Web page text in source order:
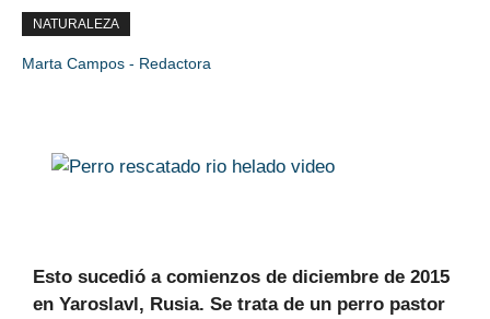
NATURALEZA
Marta Campos - Redactora
Esto sucedió a comienzos de diciembre de 2015
en Yaroslavl, Rusia. Se trata de un perro pastor